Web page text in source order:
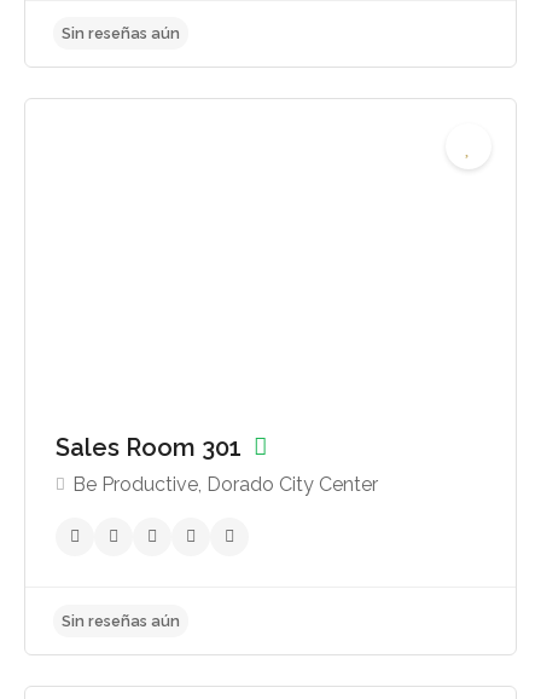
Sales Room 301
Be Productive, Dorado City Center